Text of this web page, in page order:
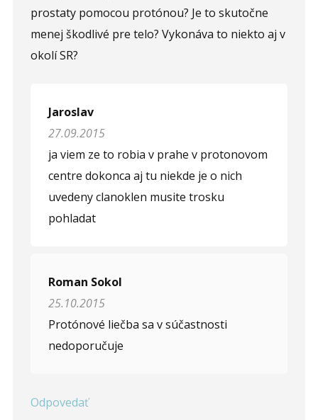
prostaty pomocou protónou? Je to skutočne
menej škodlivé pre telo? Vykonáva to niekto aj v
okolí SR?
Jaroslav
27.09.2015
ja viem ze to robia v prahe v protonovom
centre dokonca aj tu niekde je o nich
uvedeny clanoklen musite trosku
pohladat
Roman Sokol
25.10.2015
Protónové liečba sa v súčastnosti
nedoporučuje
Odpovedať